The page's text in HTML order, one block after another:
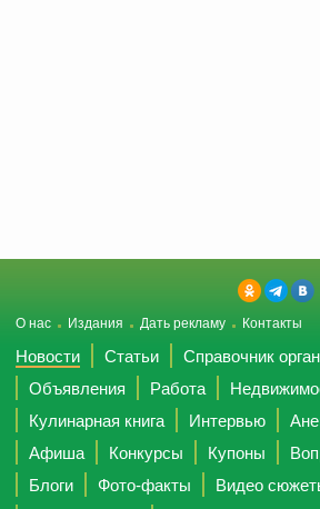
О нас Издания Дать рекламу Контакты
Новости Статьи
Справочник
Объявления
Работа
Кулинарная книга
Интервью
Афиша
Конкурсы Купоны
Блоги
Фото-факты
Видео